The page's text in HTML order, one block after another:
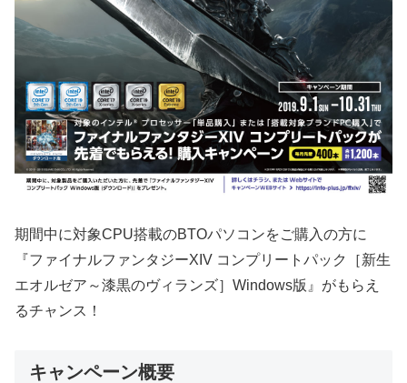
期間中に対象CPU搭載のBTOパソコンをご購入の方に
『ファイナルファンタジーXIV コンプリートパック［新生
エオルゼア～漆黒のヴィランズ］Windows版』がもらえ
るチャンス！
キャンペーン概要